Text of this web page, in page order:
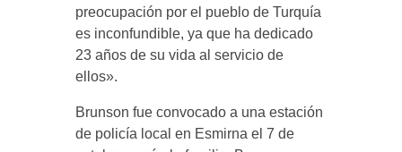
preocupación por el pueblo de Turquía
es inconfundible, ya que ha dedicado
23 años de su vida al servicio de
ellos».
Brunson fue convocado a una estación
de policía local en Esmirna el 7 de